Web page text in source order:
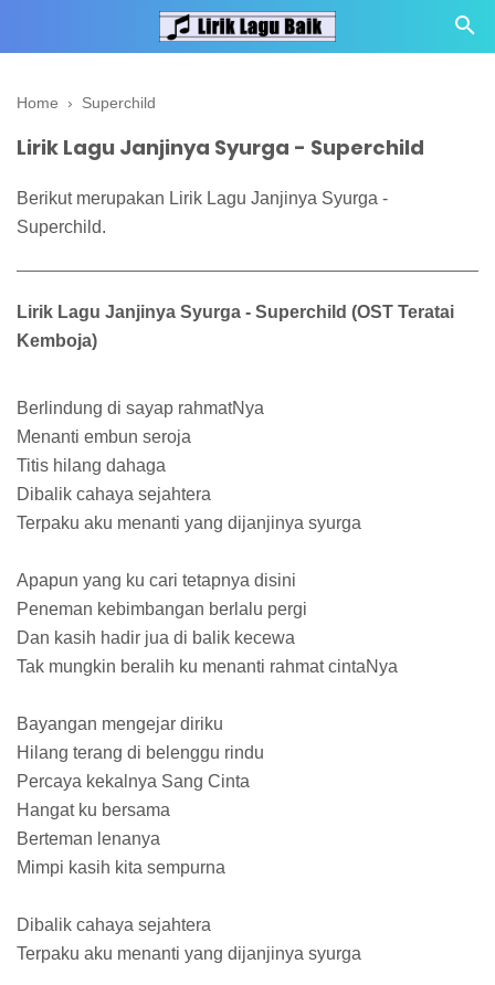
Home › Superchild
Lirik Lagu Janjinya Syurga - Superchild
Berikut merupakan Lirik Lagu Janjinya Syurga -
Superchild.
Lirik Lagu Janjinya Syurga - Superchild (OST Teratai
Kemboja)
Berlindung di sayap rahmatNya
Menanti embun seroja
Titis hilang dahaga
Dibalik cahaya sejahtera
Terpaku aku menanti yang dijanjinya syurga
Apapun yang ku cari tetapnya disini
Peneman kebimbangan berlalu pergi
Dan kasih hadir jua di balik kecewa
Tak mungkin beralih ku menanti rahmat cintaNya
Bayangan mengejar diriku
Hilang terang di belenggu rindu
Percaya kekalnya Sang Cinta
Hangat ku bersama
Berteman lenanya
Mimpi kasih kita sempurna
Dibalik cahaya sejahtera
Terpaku aku menanti yang dijanjinya syurga